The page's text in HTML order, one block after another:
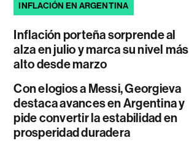
INFLACIÓN EN ARGENTINA
Inflación porteña sorprende al
alza en julio y marca su nivel más
alto desde marzo
Con elogios a Messi, Georgieva
destaca avances en Argentina y
pide convertir la estabilidad en
prosperidad duradera